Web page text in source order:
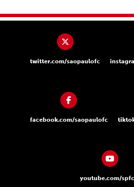
twitter.com/saopaulofc
facebook.com/saopaulofc
youtube.com/